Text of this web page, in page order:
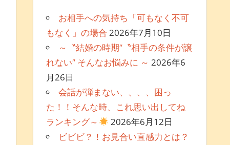
お相手への気持ち「可もなく不可
もなく」の場合 2026年7月10日
～〝結婚の時期″〝相手の条件が譲
れない″ そんなお悩みに ～ 2026年6
月26日
会話が弾まない、、、、困っ
た！！そんな時、これ思い出してね
ランキング～
2026年6月12日
ビビビ？！お見合い直感力とは？